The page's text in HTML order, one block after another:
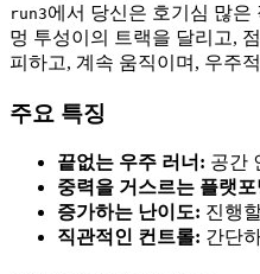
run3에서 당신은 호기심 많
멍 투성이의 트랙을 달리고,
피하고, 계속 움직이며, 우주
주요 특징
끝없는 우주 러너: 공간
중력을 거스르는 플랫포
증가하는 난이도: 진행
직관적인 컨트롤: 간단